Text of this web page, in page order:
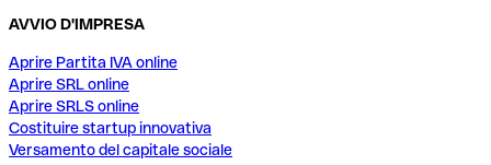
AVVIO D'IMPRESA
Aprire Partita IVA online
Aprire SRL online
Aprire SRLS online
Costituire startup innovativa
Versamento del capitale sociale